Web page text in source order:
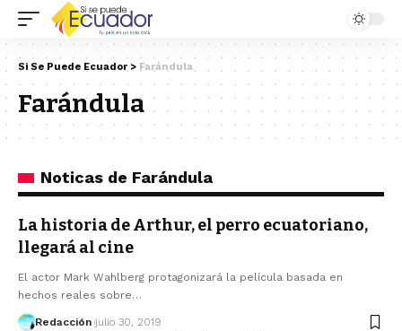
Si Se Puede Ecuador > Farándula
Farándula
Noticas de Farándula
La historia de Arthur, el perro ecuatoriano,
llegará al cine
El actor Mark Wahlberg protagonizará la película basada en
hechos reales sobre…
Redacción julio 30, 2019